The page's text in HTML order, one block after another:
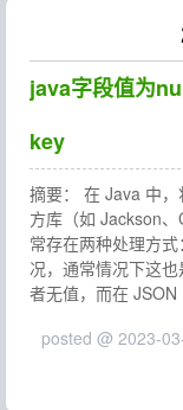
java字段值为
key
摘要： 在 Java 中
方库（如 Jackson
常存在两种处理方
况，通常情况下这
者无值，而在 JSON
posted @ 2023-